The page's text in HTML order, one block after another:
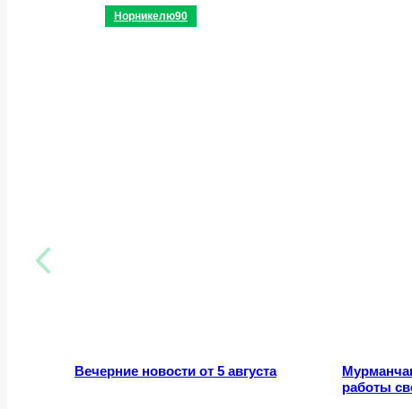
Норникелю90
Вечерние новости от 5 августа
работы